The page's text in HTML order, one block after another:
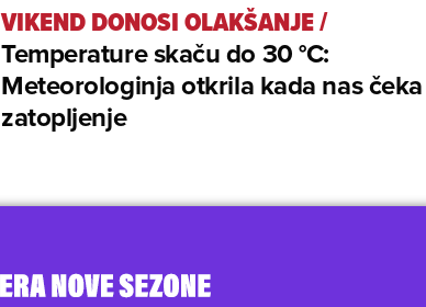
VIKEND DONOSI OLAKŠANJE/
Temperature skaču do 30 °C:
Meteorologinja otkrila kada nas čeka
zatopljenje